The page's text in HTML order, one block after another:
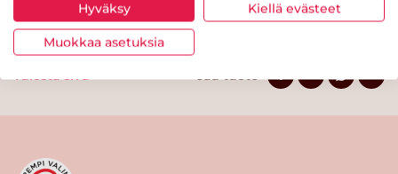
Hyväksy Kiellä evästeet
Muokkaa asetuksia